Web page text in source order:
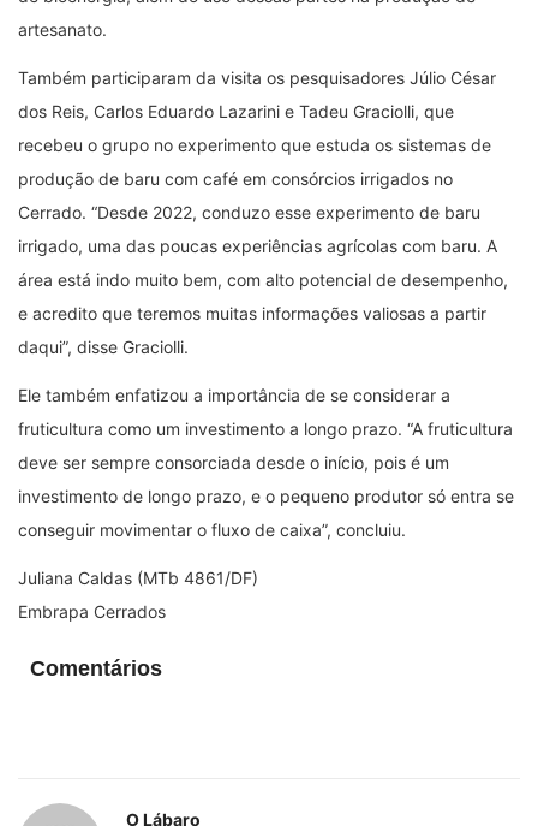
artesanato.
Também participaram da visita os pesquisadores Júlio César
dos Reis, Carlos Eduardo Lazarini e Tadeu Graciolli, que
recebeu o grupo no experimento que estuda os sistemas de
produção de baru com café em consórcios irrigados no
Cerrado. “Desde 2022, conduzo esse experimento de baru
irrigado, uma das poucas experiências agrícolas com baru. A
área está indo muito bem, com alto potencial de desempenho,
e acredito que teremos muitas informações valiosas a partir
daqui”, disse Graciolli.
Ele também enfatizou a importância de se considerar a
fruticultura como um investimento a longo prazo. “A fruticultura
deve ser sempre consorciada desde o início, pois é um
investimento de longo prazo, e o pequeno produtor só entra se
conseguir movimentar o fluxo de caixa”, concluiu.
Juliana Caldas (MTb 4861/DF)
Embrapa Cerrados
Comentários
O Lábaro